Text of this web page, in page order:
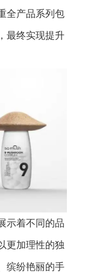
全产品系列包
最终实现提升
示着不同的品
更加理性的独
缤纷艳丽的手